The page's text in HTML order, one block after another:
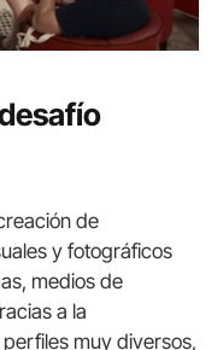
de
y fotográficos
medios de
a la
muy diversos,